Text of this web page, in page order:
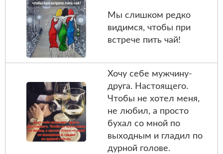
Мы слишком редко
видимся, чтобы при
встрече пить чай!
Хочу себе мужчину-
друга. Настоящего.
Чтобы не хотел меня,
не любил, а просто
бухал со мной по
выходным и гладил по
дурной голове.